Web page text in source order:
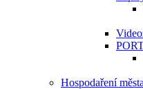
Hospodaření